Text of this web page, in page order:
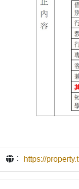
： https://